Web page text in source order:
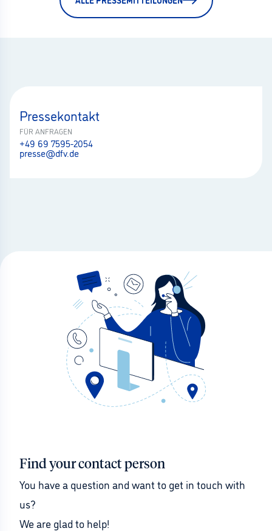
Pressekontakt
FÜR ANFRAGEN
+49 69 7595-2054
presse@dfv.de
Find your contact person
You have a question and want to get in touch with
us?
We are glad to help!